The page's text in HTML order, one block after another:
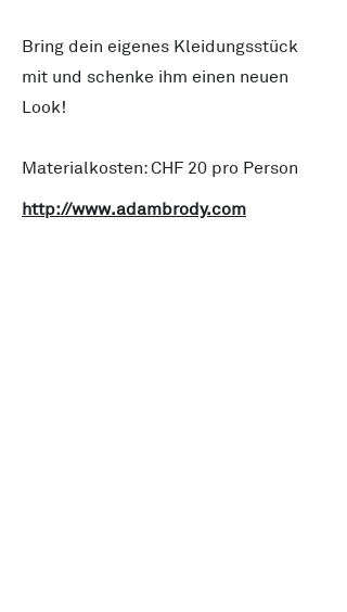
Bring dein eigenes Kleidungsstück
mit und schenke ihm einen neuen
Look!
Materialkosten: CHF 20 pro Person
http://www.adambrody.com